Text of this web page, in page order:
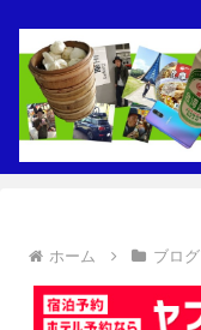
ホーム ブログ